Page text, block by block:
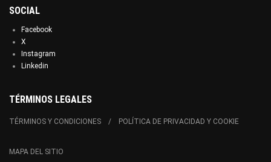
SOCIAL
Facebook
X
Instagram
Linkedin
TÉRMINOS LEGALES
TÉRMINOS Y CONDICIONES POLÍTICA DE PRIVACIDAD Y COOKIE
MAPA DEL SITIO